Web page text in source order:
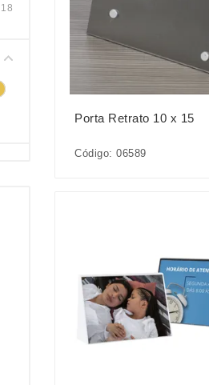
18
Porta Retrato 10 x 15
Código: 06589